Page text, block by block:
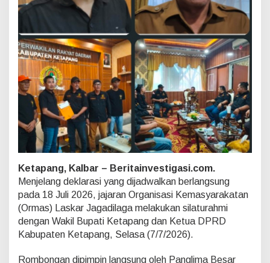
i
,
a
s
k
a
r
J
a
g
a
d
i
a
g
a
K
a
n
t
Ketapang, Kalbar – Beritainvestigasi.com.
Menjelang deklarasi yang dijadwalkan berlangsung
pada 18 Juli 2026, jajaran Organisasi Kemasyarakatan
(Ormas) Laskar Jagadilaga melakukan silaturahmi
dengan Wakil Bupati Ketapang dan Ketua DPRD
Kabupaten Ketapang, Selasa (7/7/2026).
Rombongan dipimpin langsung oleh Panglima Besar